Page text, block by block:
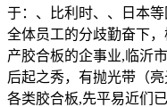
于：、比利时、、日本
全体员工的分歧勤奋下
产胶合板的企事业,临沂
后起之秀，有抛光带（
各类胶合板,先平易近们